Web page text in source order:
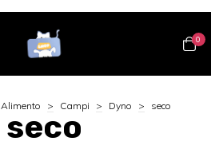
0
Alimento > Campi > Dyno > seco
seco